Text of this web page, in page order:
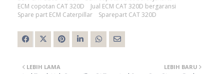
ECM copotan CAT 320D
Jual ECM CAT 320D bergaransi
Spare part ECM Caterpillar
Sparepart CAT 320D
LEBIH BARU
LEBIH LAMA